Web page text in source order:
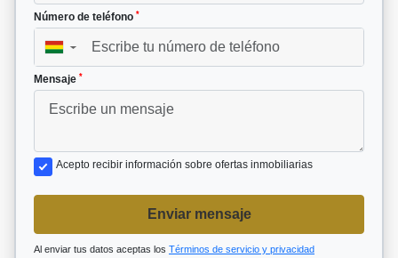
Número de teléfono *
▼
Mensaje *
Acepto recibir información sobre ofertas inmobiliarias
Enviar mensaje
Al enviar tus datos aceptas los Términos de servicio y privacidad